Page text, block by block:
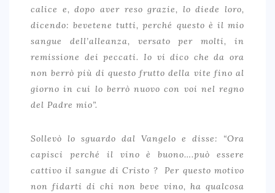
calice e, dopo aver reso grazie, lo diede loro,
dicendo: bevetene tutti, perché questo è il mio
sangue dell’alleanza, versato per molti, in
remissione dei peccati. Io vi dico che da ora
non berrò più di questo frutto della vite fino al
giorno in cui lo berrò nuovo con voi nel regno
del Padre mio”.
Sollevò lo sguardo dal Vangelo e disse: “Ora
capisci perché il vino è buono….può essere
cattivo il sangue di Cristo ? Per questo motivo
non fidarti di chi non beve vino, ha qualcosa